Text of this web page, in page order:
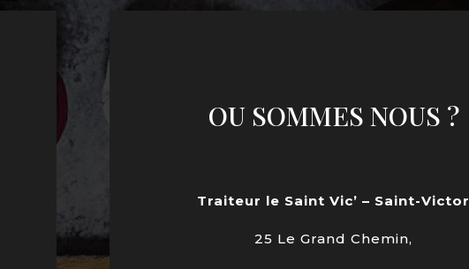
OU SOMMES NOUS ?
Traiteur le Saint Vic’ – Saint-Victor
25 Le Grand Chemin,